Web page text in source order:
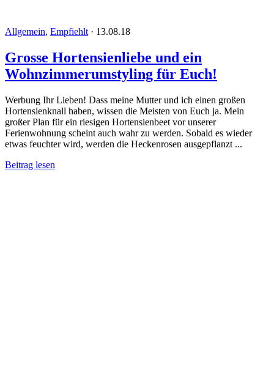
Allgemein, Empfiehlt · 13.08.18
Grosse Hortensienliebe und ein
Wohnzimmerumstyling für Euch!
Werbung Ihr Lieben! Dass meine Mutter und ich einen großen
Hortensienknall haben, wissen die Meisten von Euch ja. Mein
großer Plan für ein riesigen Hortensienbeet vor unserer
Ferienwohnung scheint auch wahr zu werden. Sobald es wieder
etwas feuchter wird, werden die Heckenrosen ausgepflanzt ...
Beitrag lesen